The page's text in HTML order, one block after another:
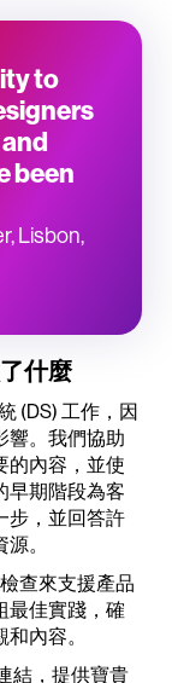
to
been
Lisbon,
什麼
(DS) 工作，因
響。我們協助
的內容，並使
早期階段為客
步，並回答許
。
查來支援產品
最佳實踐，確
內容。
結，提供寶貴